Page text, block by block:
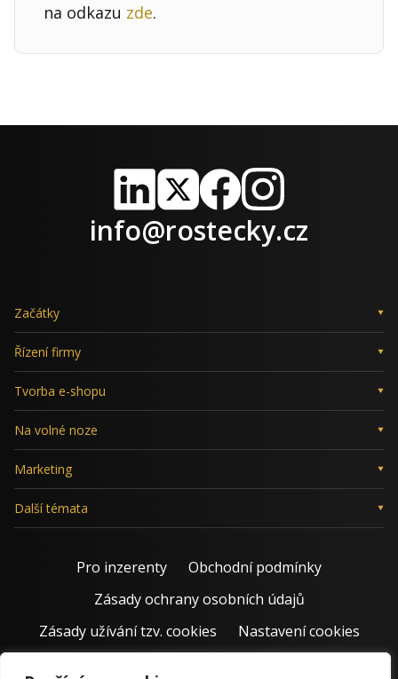
na odkazu zde.
LinkedIn
X FacebookInstagram
info@rostecky.cz
Začátky
Řízení firmy
Tvorba e-shopu
Na volné noze
Marketing
Další témata
Pro inzerenty
Obchodní podmínky
Zásady ochrany osobních údajů
Zásady užívání tzv. cookies
Nastavení cookies